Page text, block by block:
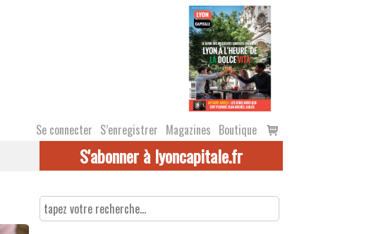
Se connecter S’enregistrer Magazines Boutique
Voir
le
S'abonner à lyoncapitale.fr